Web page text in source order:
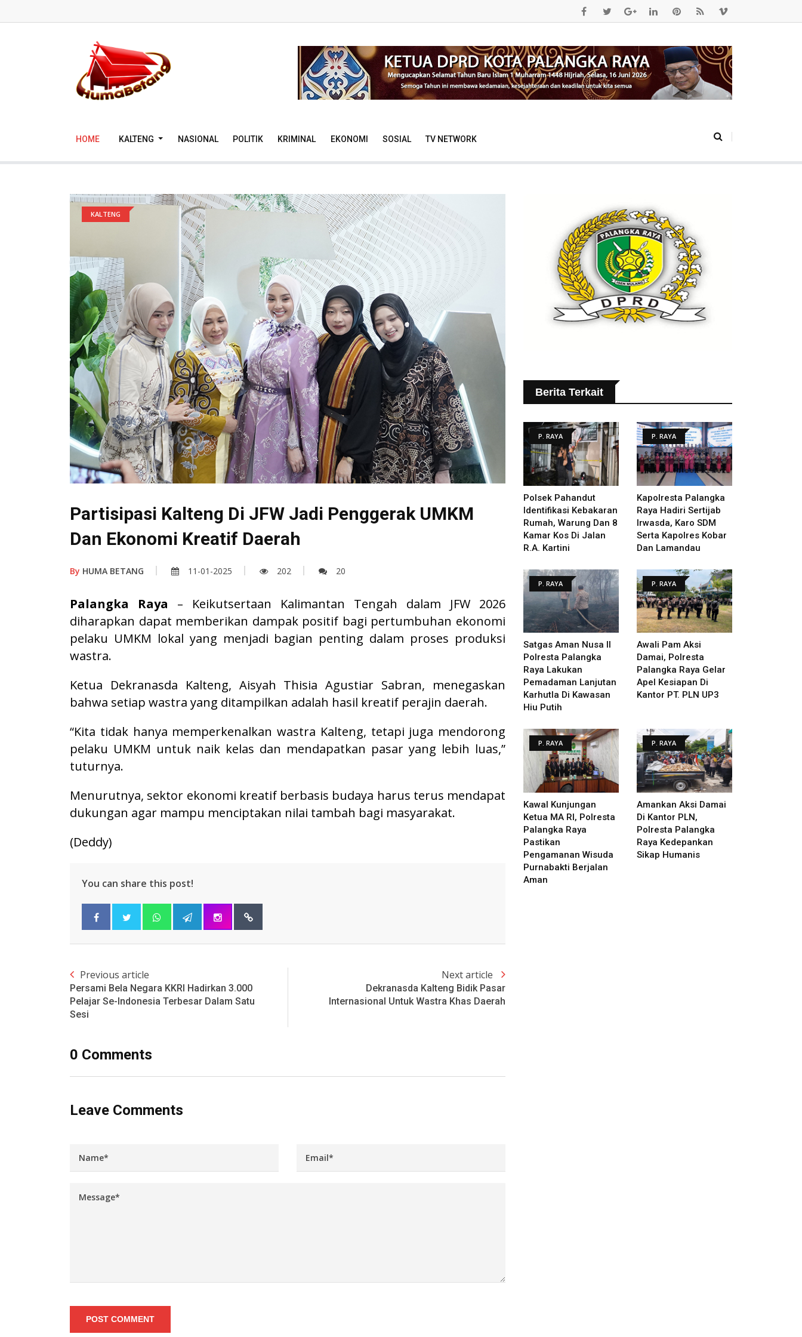
HOME KALTENG NASIONAL POLITIK KRIMINAL EKONOMI SOSIAL TV NETWORK
KALTENG
Partisipasi Kalteng Di JFW Jadi Penggerak UMKM
Dan Ekonomi Kreatif Daerah
By HUMA BETANG 11-01-2025 202 20
Palangka Raya – Keikutsertaan Kalimantan Tengah dalam JFW 2026
diharapkan dapat memberikan dampak positif bagi pertumbuhan ekonomi
pelaku UMKM lokal yang menjadi bagian penting dalam proses produksi
wastra.
Ketua Dekranasda Kalteng, Aisyah Thisia Agustiar Sabran, menegaskan
bahwa setiap wastra yang ditampilkan adalah hasil kreatif perajin daerah.
“Kita tidak hanya memperkenalkan wastra Kalteng, tetapi juga mendorong
pelaku UMKM untuk naik kelas dan mendapatkan pasar yang lebih luas,”
tuturnya.
Menurutnya, sektor ekonomi kreatif berbasis budaya harus terus mendapat
dukungan agar mampu menciptakan nilai tambah bagi masyarakat.
(Deddy)
You can share this post!
Previous article
Persami Bela Negara KKRI Hadirkan 3.000
Pelajar Se-Indonesia Terbesar Dalam Satu
Sesi
Next article
Dekranasda Kalteng Bidik Pasar
Internasional Untuk Wastra Khas Daerah
0 Comments
Leave Comments
POST COMMENT
Berita Terkait
P. RAYA
Polsek Pahandut
Identifikasi Kebakaran
Rumah, Warung Dan 8
Kamar Kos Di Jalan
R.A. Kartini
P. RAYA
Kapolresta Palangka
Raya Hadiri Sertijab
Irwasda, Karo SDM
Serta Kapolres Kobar
Dan Lamandau
P. RAYA
Satgas Aman Nusa II
Polresta Palangka
Raya Lakukan
Pemadaman Lanjutan
Karhutla Di Kawasan
Hiu Putih
P. RAYA
Awali Pam Aksi
Damai, Polresta
Palangka Raya Gelar
Apel Kesiapan Di
Kantor PT. PLN UP3
P. RAYA
Kawal Kunjungan
Ketua MA RI, Polresta
Palangka Raya
Pastikan
Pengamanan Wisuda
Purnabakti Berjalan
Aman
P. RAYA
Amankan Aksi Damai
Di Kantor PLN,
Polresta Palangka
Raya Kedepankan
Sikap Humanis